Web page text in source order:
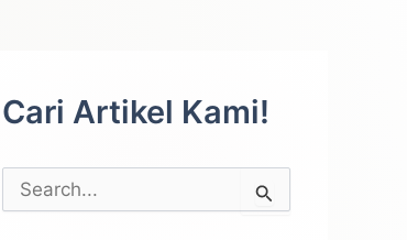
Cari Artikel Kami!